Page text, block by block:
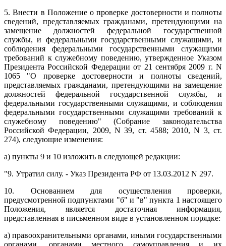
5. Внести в Положение о проверке достоверности и полноты
сведений, представляемых гражданами, претендующими на
замещение должностей федеральной государственной
службы, и федеральными государственными служащими, и
соблюдения федеральными государственными служащими
требований к служебному поведению, утвержденное Указом
Президента Российской Федерации от 21 сентября 2009 г. N
1065 "О проверке достоверности и полноты сведений,
представляемых гражданами, претендующими на замещение
должностей федеральной государственной службы, и
федеральными государственными служащими, и соблюдения
федеральными государственными служащими требований к
служебному поведению" (Собрание законодательства
Российской Федерации, 2009, N 39, ст. 4588; 2010, N 3, ст.
274), следующие изменения:
а) пункты 9 и 10 изложить в следующей редакции:
"9. Утратил силу. - Указ Президента РФ от 13.03.2012 N 297.
10. Основанием для осуществления проверки,
предусмотренной подпунктами "б" и "в" пункта 1 настоящего
Положения, является достаточная информация,
представленная в письменном виде в установленном порядке:
а) правоохранительными органами, иными государственными
органами, органами местного самоуправления и их